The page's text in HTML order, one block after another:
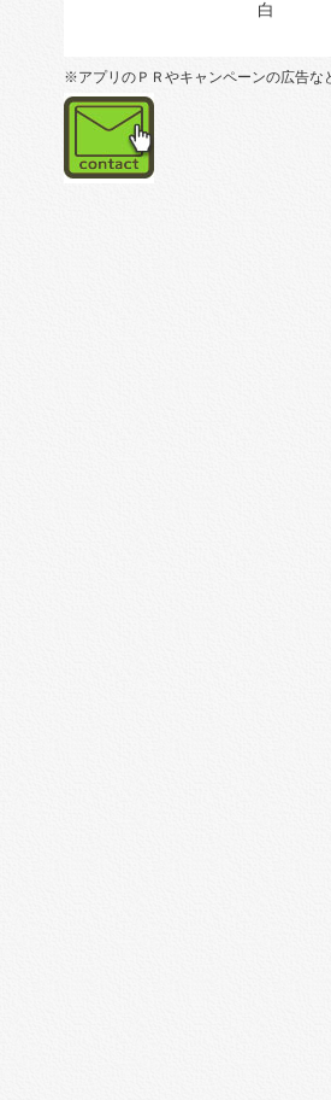
白
※アプリのＰＲやキャンペーンの広告な